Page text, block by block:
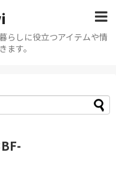
らしに役立つアイテムや情
ます。